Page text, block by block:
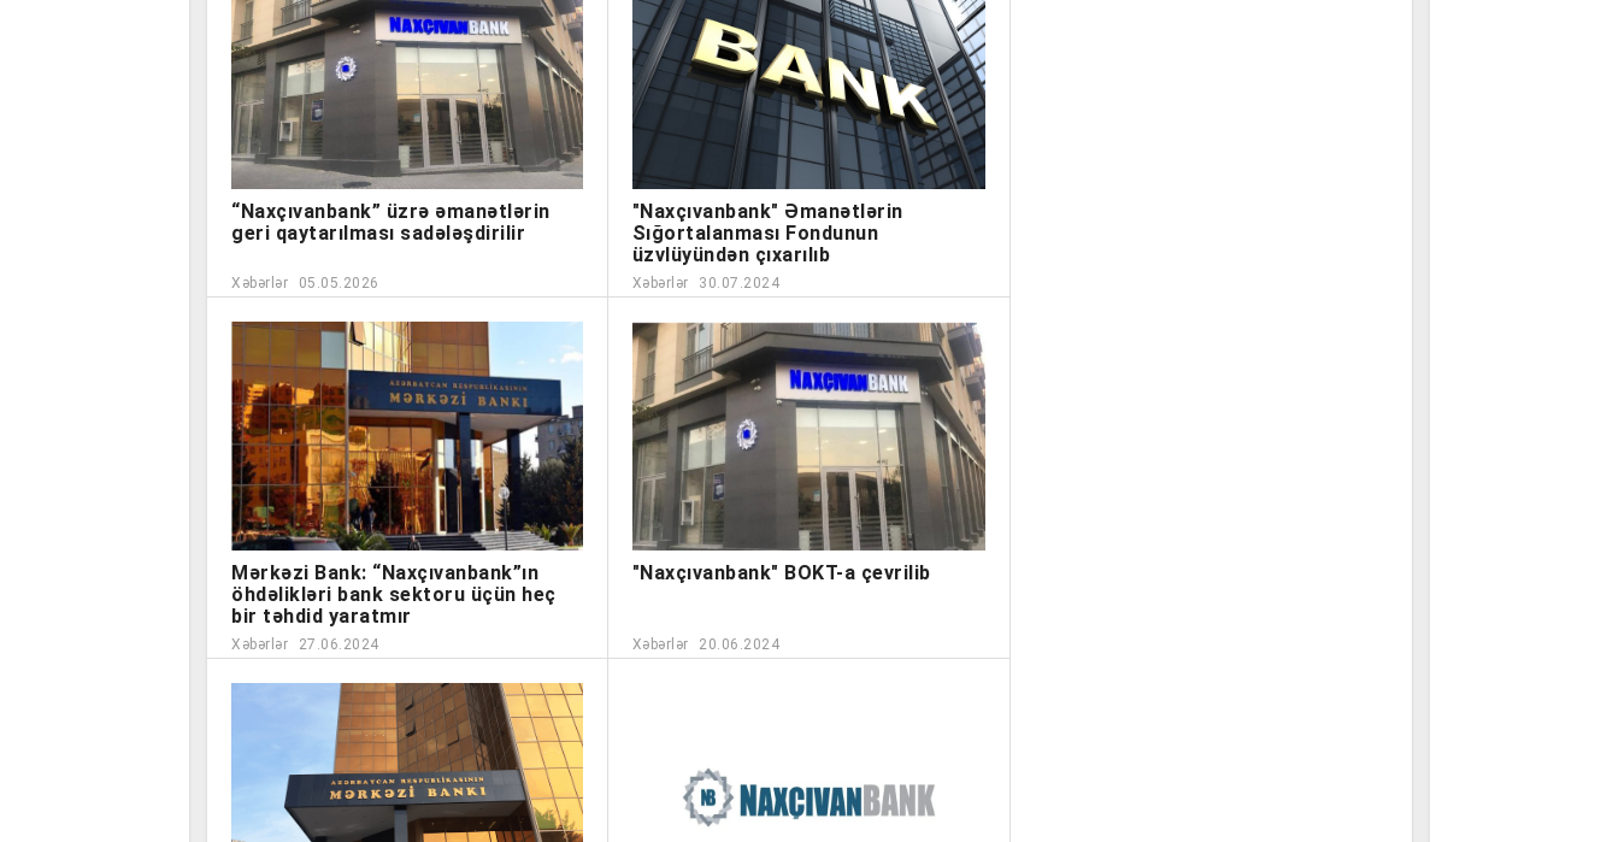
“Naxçıvanbank” üzrə əmanətlərin
geri qaytarılması sadələşdirilir
Xəbərlər 05.05.2026
"Naxçıvanbank" Əmanətlərin
Sığortalanması Fondunun
üzvlüyündən çıxarılıb
Xəbərlər 30.07.2024
Mərkəzi Bank: “Naxçıvanbank”ın
öhdəlikləri bank sektoru üçün heç
bir təhdid yaratmır
Xəbərlər 27.06.2024
"Naxçıvanbank" BOKT-a çevrilib
Xəbərlər 20.06.2024